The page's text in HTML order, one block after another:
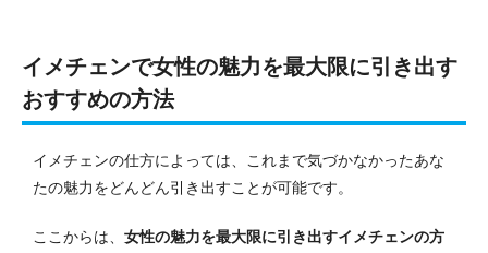
イメチェンで女性の魅力を最大限に引き出す
おすすめの方法
イメチェンの仕方によっては、これまで気づかなかったあな
たの魅力をどんどん引き出すことが可能です。
ここからは、 女性の魅力を最大限に引き出すイメチェンの方